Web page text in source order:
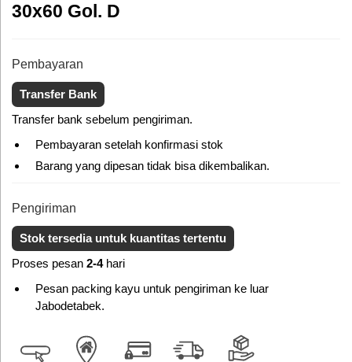
30x60 Gol. D
Pembayaran
Transfer Bank
Transfer bank sebelum pengiriman.
Pembayaran setelah konfirmasi stok
Barang yang dipesan tidak bisa dikembalikan.
Pengiriman
Stok tersedia untuk kuantitas tertentu
Proses pesan 2-4hari
Pesan packing kayu untuk pengiriman ke luar
Jabodetabek.